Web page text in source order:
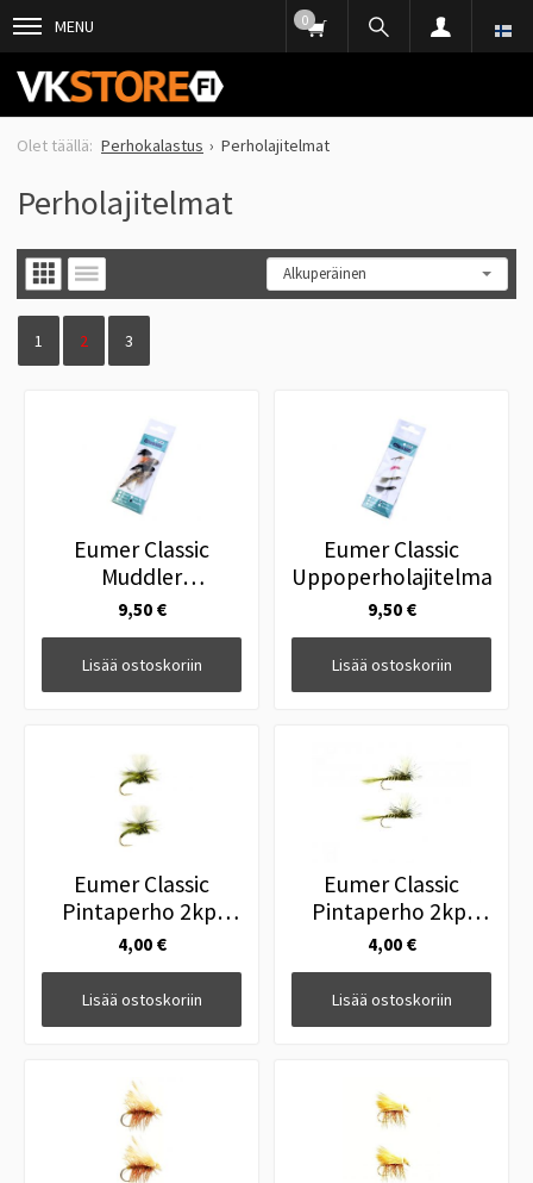
MENU 0
Perhokalastus Perholajitelmat
Perholajitelmat
1 2 3
Eumer Classic
Muddler
Perholajitelma
9,50 €
Lisää ostoskoriin
Eumer Classic
Uppoperholajitelma
9,50 €
Lisää ostoskoriin
Eumer Classic
Pintaperho 2kpl
Olive #14
4,00 €
Lisää ostoskoriin
Eumer Classic
Pintaperho 2kpl
Parachute H/Ear
Olive #14
4,00 €
Lisää ostoskoriin